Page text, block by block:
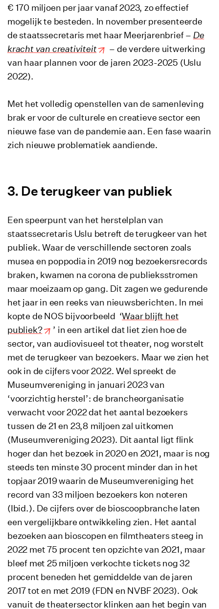
€ 170 miljoen per jaar vanaf 2023, zo effectief
mogelijk te besteden. In november presenteerde
de staatssecretaris met haar Meerjarenbrief – De
kracht van creativiteit
– de verdere uitwerking
van haar plannen voor de jaren 2023-2025 (Uslu
2022).
Met het volledig openstellen van de samenleving
brak er voor de culturele en creatieve sector een
nieuwe fase van de pandemie aan. Een fase waarin
zich nieuwe problematiek aandiende.
De terugkeer van publiek
Een speerpunt van het herstelplan van
staatssecretaris Uslu betreft de terugkeer van het
publiek. Waar de verschillende sectoren zoals
musea en poppodia in 2019 nog bezoekersrecords
braken, kwamen na corona de publieksstromen
maar moeizaam op gang. Dit zagen we gedurende
het jaar in een reeks van nieuwsberichten. In mei
kopte de NOS bijvoorbeeld ‘Waar blijft het
publiek?
’ in een artikel dat liet zien hoe de
sector, van audiovisueel tot theater, nog worstelt
met de terugkeer van bezoekers. Maar we zien het
ook in de cijfers voor 2022. Wel spreekt de
Museumvereniging in januari 2023 van
‘voorzichtig herstel’: de brancheorganisatie
verwacht voor 2022 dat het aantal bezoekers
tussen de 21 en 23,8 miljoen zal uitkomen
(Museumvereniging 2023). Dit aantal ligt flink
hoger dan het bezoek in 2020 en 2021, maar is nog
steeds ten minste 30 procent minder dan in het
topjaar 2019 waarin de Museumvereniging het
record van 33 miljoen bezoekers kon noteren
(Ibid.). De cijfers over de bioscoopbranche laten
een vergelijkbare ontwikkeling zien. Het aantal
bezoeken aan bioscopen en filmtheaters steeg in
2022 met 75 procent ten opzichte van 2021, maar
bleef met 25 miljoen verkochte tickets nog 32
procent beneden het gemiddelde van de jaren
2017 tot en met 2019 (FDN en NVBF 2023). Ook
vanuit de theatersector klinken aan het begin van